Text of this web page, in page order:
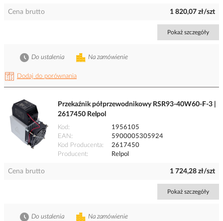
Cena brutto 1 820,07 zł/szt
Pokaż szczegóły
Dodaj do porównania
Na zamówienie
Do ustalenia
Przekaźnik półprzewodnikowy RSR93-40W60-F-3 |
2617450 Relpol
Kod
1956105
EAN
5900005305924
Kod Producenta
2617450
Producent
Relpol
Cena brutto 1 724,28 zł/szt
Pokaż szczegóły
Na zamówienie
Do ustalenia